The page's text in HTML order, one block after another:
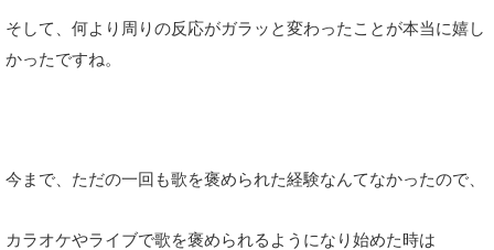
そして、何より周りの反応がガラッと変わったことが本当に嬉し
かったですね。
今まで、ただの一回も歌を褒められた経験なんてなかったので、
カラオケやライブで歌を褒められるようになり始めた時は